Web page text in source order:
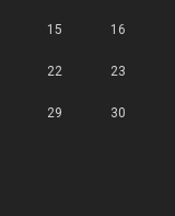
15 16
22 23
29 30